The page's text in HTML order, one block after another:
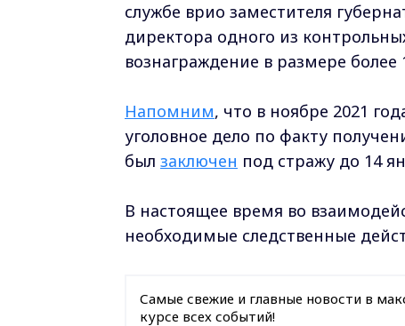
службе врио заместителя
директора одного из
вознаграждение в размере более
Напомним, что в ноябре 2021
уголовное дело по факту
был заключен под стражу до 14
В настоящее время во
необходимые следственные
Самые свежие и главные новости в
курсе всех событий!